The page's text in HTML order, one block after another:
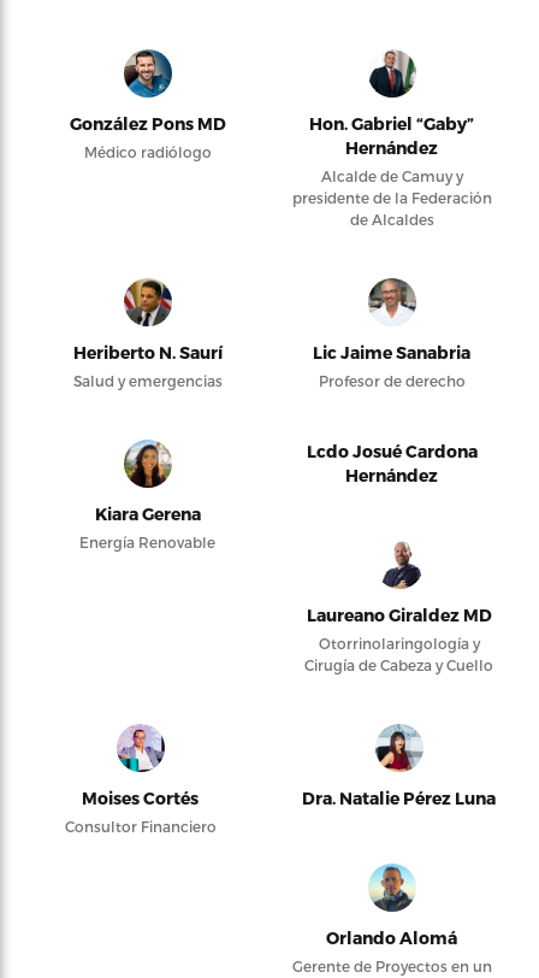
González Pons MD
Médico radiólogo
Hon. Gabriel “Gaby”
Hernández
Alcalde de Camuy y
presidente de la Federación
de Alcaldes
Heriberto N. Saurí
Salud y emergencias
Lic Jaime Sanabria
Profesor de derecho
Kiara Gerena
Energía Renovable
Lcdo Josué Cardona
Hernández
Laureano Giraldez MD
Otorrinolaringología y
Cirugía de Cabeza y Cuello
Moises Cortés
Consultor Financiero
Dra. Natalie Pérez Luna
Orlando Alomá
Gerente de Proyectos en un